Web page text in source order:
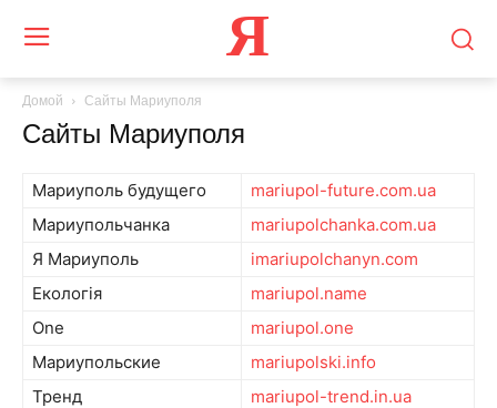
Я
Домой Сайты Мариуполя
Сайты Мариуполя
Мариуполь будущего
mariupol-future.com.ua
Мариупольчанка
mariupolchanka.com.ua
Я Мариуполь
imariupolchanyn.com
Екологія
mariupol.name
One
mariupol.one
Мариупольские
mariupolski.info
Тренд
mariupol-trend.in.ua